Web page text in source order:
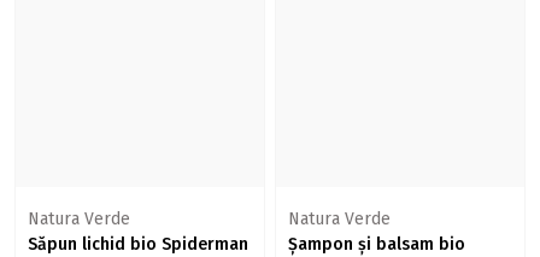
Natura Verde
Săpun lichid bio Spiderman
Natura Verde
Șampon și balsam bio